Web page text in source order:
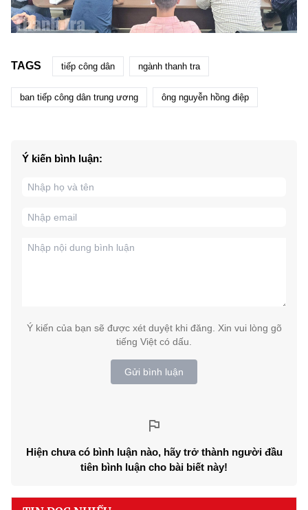
TAGS tiếp công dân ngành thanh tra
ban tiếp công dân trung ương ông nguyễn hồng điệp
Ý kiến bình luận:
Ý kiến của bạn sẽ được xét duyệt khi đăng. Xin vui lòng gõ
tiếng Việt có dấu.
Gửi bình luận
Hiện chưa có bình luận nào, hãy trở thành người đầu
tiên bình luận cho bài biết này!